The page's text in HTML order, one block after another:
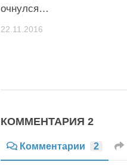
очнулся…
22.11.2016
КОММЕНТАРИЯ 2
Комментарии 2